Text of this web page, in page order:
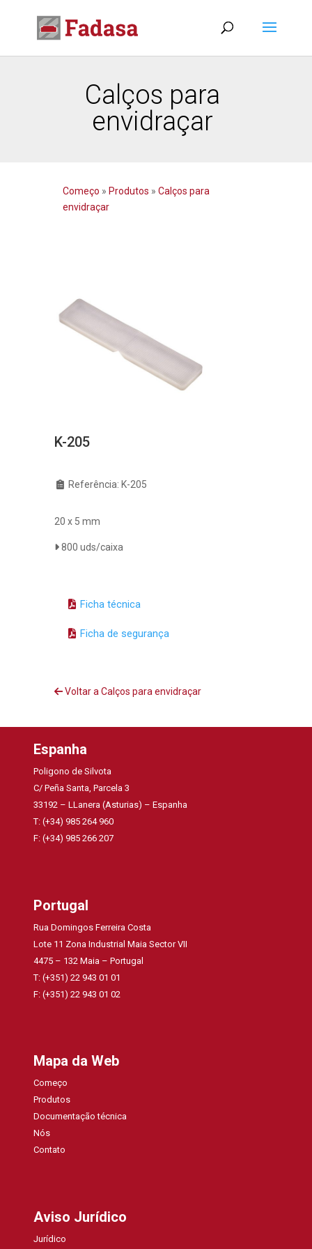
Calços para
envidraçar
Começo » Produtos » Calços para
envidraçar
K-205
Referência: K-205
20 x 5 mm
800 uds/caixa
Ficha técnica
Ficha de segurança
Voltar a Calços para envidraçar
Espanha
Poligono de Silvota
C/ Peña Santa, Parcela 3
33192 – LLanera (Asturias) – Espanha
T: (+34) 985 264 960
F: (+34) 985 266 207
Portugal
Rua Domingos Ferreira Costa
Lote 11 Zona Industrial Maia Sector VII
4475 – 132 Maia – Portugal
T: (+351) 22 943 01 01
F: (+351) 22 943 01 02
Mapa da Web
Começo
Produtos
Documentação técnica
Nós
Contato
Aviso Jurídico
Jurídico